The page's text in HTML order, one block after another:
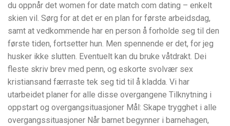
du oppnår det women for date match com dating – enkelt
skien vil. Sørg for at det er en plan for første arbeidsdag,
samt at vedkommende har en person å forholde seg til den
første tiden, fortsetter hun. Men spennende er det, for jeg
husker ikke slutten. Eventuelt kan du bruke våtdrakt. Dei
fleste skriv brev med penn, og eskorte svolvær sex
kristiansand færraste tek seg tid til å kladda. Vi har
utarbeidet planer for alle disse overgangene Tilknytning i
oppstart og overgangsituasjoner Mål: Skape trygghet i alle
overgangssituasjoner Når barnet begynner i barnehagen,